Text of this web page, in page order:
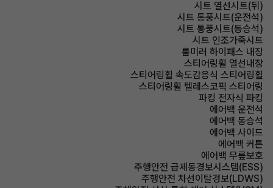
시트 열선시트(뒤)
시트 통풍시트(운전석)
시트 통풍시트(동승석)
시트 인조가죽시트
룸미러 하이패스 내장
스티어링휠 열선내장
스티어링휠 속도감응식 스티어링휠
스티어링휠 텔레스코픽 스티어링
파킹 전자식 파킹
에어백 운전석
에어백 동승석
에어백 사이드
에어백 커튼
에어백 무릎보호
주행안전 급제동경보시스템(ESS)
주행안전 차선이탈경보(LDWS)